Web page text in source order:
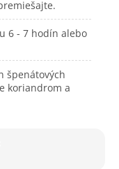
6 - 7 hodín alebo
špenátových
koriandrom a